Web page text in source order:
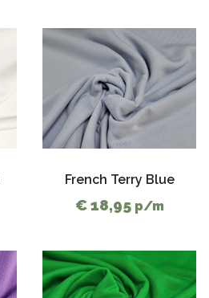
French Terry Blue
€ 18,95 p/m